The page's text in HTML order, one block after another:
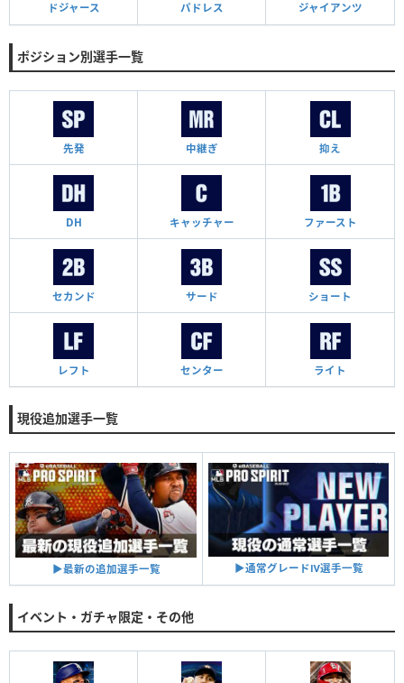
ドジャース パドレス ジャイアンツ
ポジション別選手一覧
先発 中継ぎ 抑え
DH キャッチャー ファースト
セカンド サード ショート
レフト センター ライト
現役追加選手一覧
▶︎最新の追加選手一覧 ▶︎通常グレードⅣ選手一覧
イベント・ガチャ限定・その他